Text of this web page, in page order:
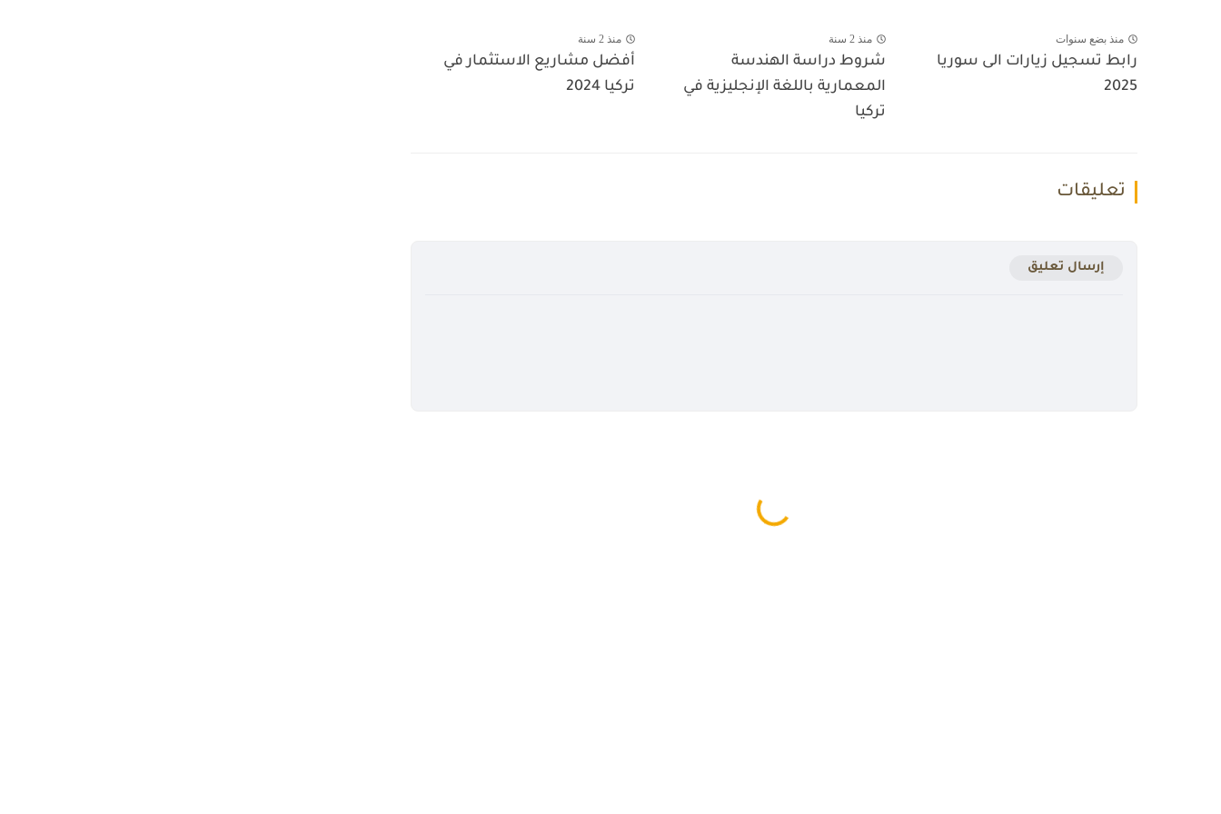
منذ بضع سنوات
رابط تسجيل زيارات الى سوريا
2025
منذ 2 سنة
شروط دراسة الهندسة
المعمارية باللغة الإنجليزية في
تركيا
منذ 2 سنة
أفضل مشاريع الاستثمار في
تركيا 2024
تعليقات
إرسال تعليق